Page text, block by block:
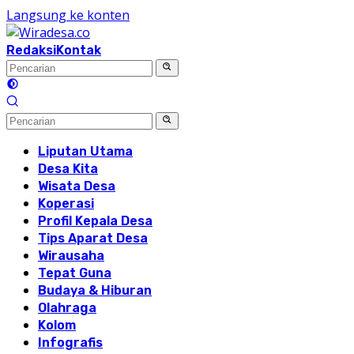
Langsung ke konten
RedaksiKontak
Liputan Utama
Desa Kita
Wisata Desa
Koperasi
Profil Kepala Desa
Tips Aparat Desa
Wirausaha
Tepat Guna
Budaya & Hiburan
Olahraga
Kolom
Infografis